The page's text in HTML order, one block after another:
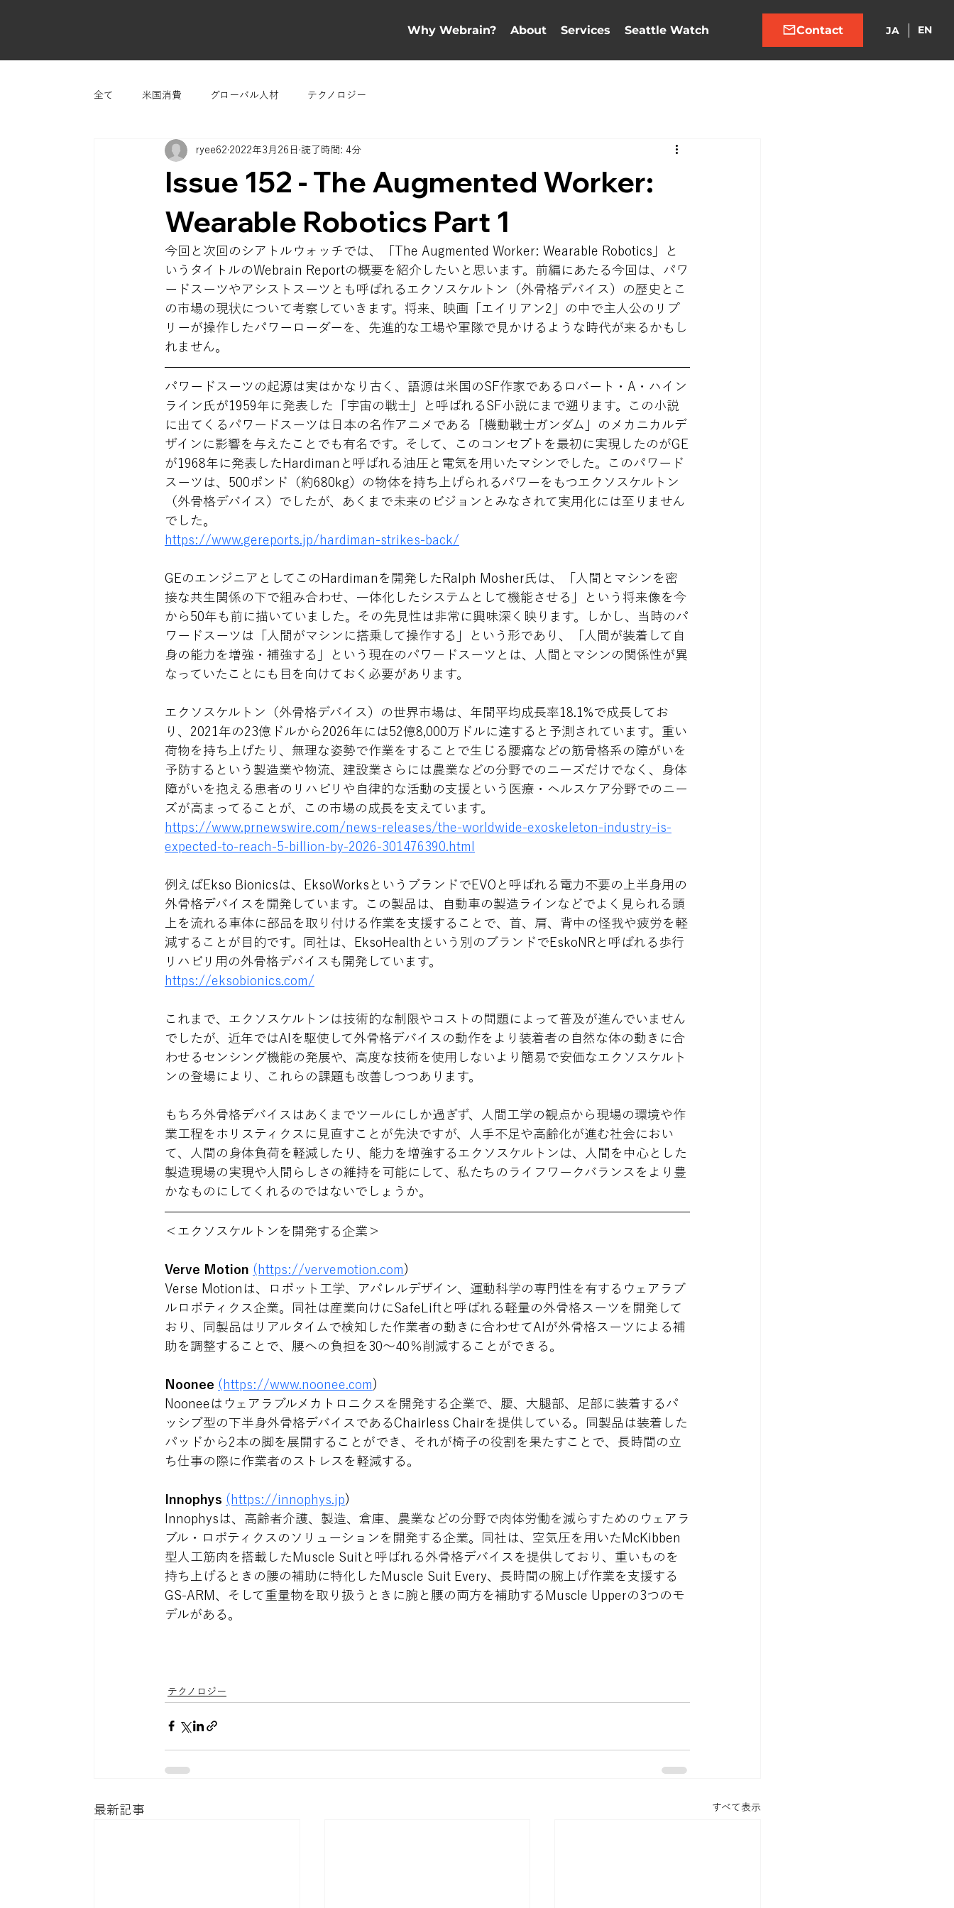
Why Webrain? About Services Seattle Watch Contact
全て 米国消費 グローバル人材 テクノロジー
Issue 152 - The Augmented Worker:
Wearable Robotics Part 1
ryee62 2022年3月26日 読了時間: 4分
今回と次回のシアトルウォッチでは、「The Augmented Worker: Wearable Robotics」と
いうタイトルのWebrain Reportの概要を紹介したいと思います。前編にあたる今回は、パワ
ードスーツやアシストスーツとも呼ばれるエクソスケルトン（外骨格デバイス）の歴史とこ
の市場の現状について考察していきます。将来、映画「エイリアン2」の中で主人公のリプ
リーが操作したパワーローダーを、先進的な工場や軍隊で見かけるような時代が来るかもし
れません。
パワードスーツの起源は実はかなり古く、語源は米国のSF作家であるロバート・A・ハイン
ライン氏が1959年に発表した「宇宙の戦士」と呼ばれるSF小説にまで遡ります。この小説
に出てくるパワードスーツは日本の名作アニメである「機動戦士ガンダム」のメカニカルデ
ザインに影響を与えたことでも有名です。そして、このコンセプトを最初に実現したのがGE
が1968年に発表したHardimanと呼ばれる油圧と電気を用いたマシンでした。このパワード
スーツは、500ポンド（約680kg）の物体を持ち上げられるパワーをもつエクソスケルトン
（外骨格デバイス）でしたが、あくまで未来のビジョンとみなされて実用化には至りません
でした。
https://www.gereports.jp/hardiman-strikes-back/
GEのエンジニアとしてこのHardimanを開発したRalph Mosher氏は、「人間とマシンを密
接な共生関係の下で組み合わせ、一体化したシステムとして機能させる」という将来像を今
から50年も前に描いていました。その先見性は非常に興味深く映ります。しかし、当時のパ
ワードスーツは「人間がマシンに搭乗して操作する」という形であり、「人間が装着して自
身の能力を増強・補強する」という現在のパワードスーツとは、人間とマシンの関係性が異
なっていたことにも目を向けておく必要があります。
エクソスケルトン（外骨格デバイス）の世界市場は、年間平均成長率18.1%で成長してお
り、2021年の23億ドルから2026年には52億8,000万ドルに達すると予測されています。重い
荷物を持ち上げたり、無理な姿勢で作業をすることで生じる腰痛などの筋骨格系の障がいを
予防するという製造業や物流、建設業さらには農業などの分野でのニーズだけでなく、身体
障がいを抱える患者のリハビリや自律的な活動の支援という医療・ヘルスケア分野でのニー
ズが高まってることが、この市場の成長を支えています。
https://www.prnewswire.com/news-releases/the-worldwide-exoskeleton-industry-is-
expected-to-reach-5-billion-by-2026-301476390.html
例えばEkso Bionicsは、EksoWorksというブランドでEVOと呼ばれる電力不要の上半身用の
外骨格デバイスを開発しています。この製品は、自動車の製造ラインなどでよく見られる頭
上を流れる車体に部品を取り付ける作業を支援することで、首、肩、背中の怪我や疲労を軽
減することが目的です。同社は、EksoHealthという別のブランドでEskoNRと呼ばれる歩行
リハビリ用の外骨格デバイスも開発しています。
https://eksobionics.com/
これまで、エクソスケルトンは技術的な制限やコストの問題によって普及が進んでいません
でしたが、近年ではAIを駆使して外骨格デバイスの動作をより装着者の自然な体の動きに合
わせるセンシング機能の発展や、高度な技術を使用しないより簡易で安価なエクソスケルト
ンの登場により、これらの課題も改善しつつあります。
もちろ外骨格デバイスはあくまでツールにしか過ぎず、人間工学の観点から現場の環境や作
業工程をホリスティクスに見直すことが先決ですが、人手不足や高齢化が進む社会におい
て、人間の身体負荷を軽減したり、能力を増強するエクソスケルトンは、人間を中心とした
製造現場の実現や人間らしさの維持を可能にして、私たちのライフワークバランスをより豊
かなものにしてくれるのではないでしょうか。
＜エクソスケルトンを開発する企業＞
Verve Motion (https://vervemotion.com )
Verse Motionは、ロボット工学、アパレルデザイン、運動科学の専門性を有するウェアラブ
ルロボティクス企業。同社は産業向けにSafeLiftと呼ばれる軽量の外骨格スーツを開発して
おり、同製品はリアルタイムで検知した作業者の動きに合わせてAIが外骨格スーツによる補
助を調整することで、腰への負担を30〜40％削減することができる。
Noonee (https://www.noonee.com )
Nooneeはウェアラブルメカトロニクスを開発する企業で、腰、大腿部、足部に装着するパ
ッシブ型の下半身外骨格デバイスであるChairless Chairを提供している。同製品は装着した
パッドから2本の脚を展開することができ、それが椅子の役割を果たすことで、長時間の立
ち仕事の際に作業者のストレスを軽減する。
Innophys (https://innophys.jp)
Innophysは、高齢者介護、製造、倉庫、農業などの分野で肉体労働を減らすためのウェアラ
ブル・ロボティクスのソリューションを開発する企業。同社は、空気圧を用いたMcKibben
型人工筋肉を搭載したMuscle Suitと呼ばれる外骨格デバイスを提供しており、重いものを
持ち上げるときの腰の補助に特化したMuscle Suit Every、長時間の腕上げ作業を支援する
GS-ARM、そして重量物を取り扱うときに腕と腰の両方を補助するMuscle Upperの3つのモ
デルがある。
テクノロジー
最新記事 すべて表示
JA EN